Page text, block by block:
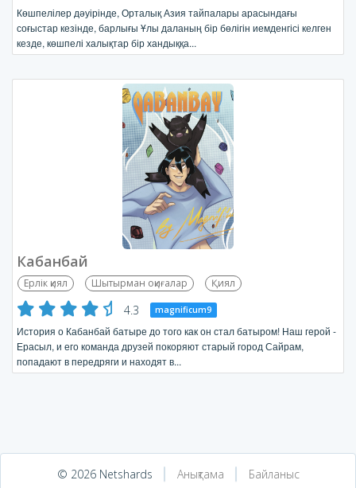
Көшпелілер дәуірінде, Орталық Азия тайпалары арасындағы
соғыстар кезінде, барлығы Ұлы даланың бір бөлігін иемденгісі келген
кезде, көшпелі халықтар бір хандыққа...
Кабанбай
Ерлік қиял Шытырман оқиғалар Қиял
4.3 magnificum9
История о Кабанбай батыре до того как он стал батыром! Наш герой -
Ерасыл, и его команда друзей покоряют старый город Сайрам,
попадают в передряги и находят в...
© 2026 Netshards Анықтама Байланыс